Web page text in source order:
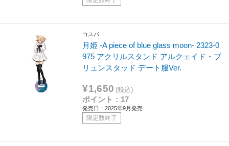
コスパ
月姫 -A piece of blue glass moon- 2323-0
975 アクリルスタンド アルクェイド・ブ
リュンスタッド デート服Ver.
¥1,650 (税込)
ポイント：17
発売日：2025年9月発売
限定数終了